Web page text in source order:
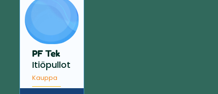
PF Tek
Itiöpullot
Kauppa